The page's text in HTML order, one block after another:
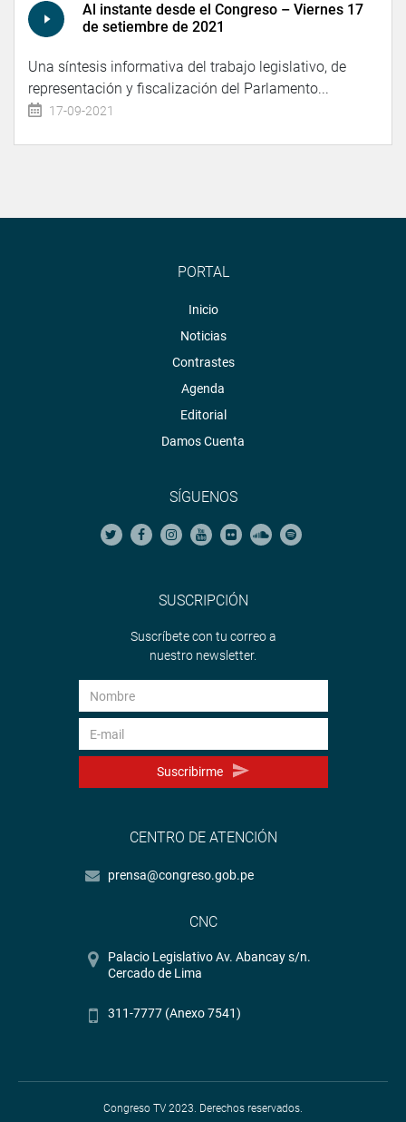
Al instante desde el Congreso – Viernes 17
de setiembre de 2021
Una síntesis informativa del trabajo legislativo, de
representación y fiscalización del Parlamento...
17-09-2021
PORTAL
Inicio
Noticias
Contrastes
Agenda
Editorial
Damos Cuenta
SÍGUENOS
SUSCRIPCIÓN
Suscríbete con tu correo a
nuestro newsletter.
Suscribirme
CENTRO DE ATENCIÓN
prensa@congreso.gob.pe
CNC
Palacio Legislativo Av. Abancay s/n.
Cercado de Lima
311-7777 (Anexo 7541)
Congreso TV 2023. Derechos reservados.